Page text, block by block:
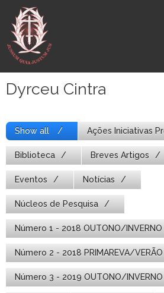
para
conteúdo
Dyrceu Cintra
Show all Ações Iniciativas
Biblioteca Breves Artigos
Eventos Notícias
Núcleos de Pesquisa
Número 1 - 2018 OUTONO/INVERNO
Número 2 - 2018 PRIMAREVA/VERÃO
Número 3 - 2019 OUTONO/INVERNO